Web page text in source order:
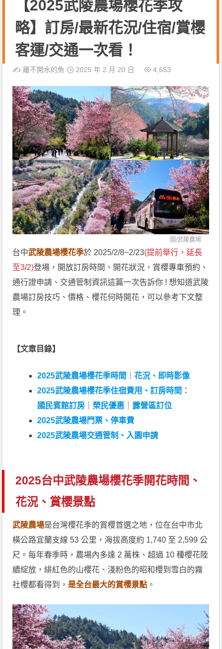
【2025武陵農場櫻花季攻
略】訂房/最新花況/住宿/賞櫻
客運/交通一次看！
✍️離不開水的魚 2025 年 2 月 20 日 4,653
圖/武陵農場
台中武陵農場櫻花季於 2025/2/8~2/23(提前舉行，延長
至3/2)登場，開放訂房時間、開花狀況、賞櫻專車預約、
通行證申請、交通管制資訊這篇一次告訴你 ! 想知道武陵
農場訂房技巧、價格、櫻花何時開花，可以參考下文整
理。
【文章目錄】
2025武陵農場櫻花季時間 ｜花況、即時影像
2025武陵農場櫻花季住宿費用、訂房時間 ：
國民賓館訂房 ｜榮民優惠
露營區訂位
2025武陵農場門票、停車費
2025武陵農場交通管制、入園申請
2025台中武陵農場櫻花季開花時間、
花況、賞櫻景點
武陵農場是台灣櫻花季的賞櫻首選之地，位在台中市北
橫公路宜蘭支線 53 公里，海拔高度約 1,740 至 2,599 公
尺。每年春季時，農場內多達 2 萬株、超過 10 種櫻花陸
續綻放，緋紅色的山櫻花、淺粉色的昭和櫻到雪白的霧
社櫻都看得到， 是全台最大的賞櫻景點 。